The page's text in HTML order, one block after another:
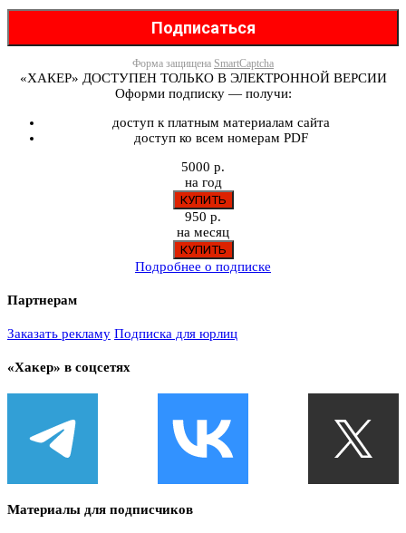
Форма защищена SmartCaptcha
«ХАКЕР» ДОСТУПЕН ТОЛЬКО В ЭЛЕКТРОННОЙ ВЕРСИИ
Оформи подписку — получи:
доступ к платным материалам сайта
доступ ко всем номерам PDF
5000 р.
на год
950 р.
на месяц
Подробнее о подписке
Партнерам
Заказать рекламу Подписка для юрлиц
«Хакер» в соцсетях
Материалы для подписчиков